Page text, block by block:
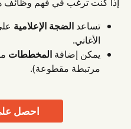
تساعد الضجة الإعلامية
الأغاني.
يمكن إضافة المخططات
مرتبطة مقطوعة).
احصل